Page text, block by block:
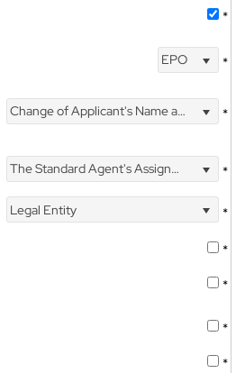
*
EPO *
Change of Applicant's Name and Address *
The Standard Agent's Assignment
*
Legal Entity
*
*
*
*
*